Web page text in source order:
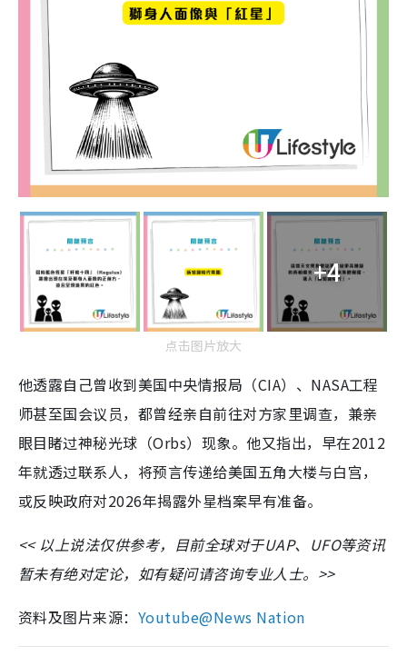
+4
点击图片放大
他透露自己曾收到美国中央情报局（CIA）、NASA工程
师甚至国会议员，都曾经亲自前往对方家里调查，兼亲
眼目睹过神秘光球（Orbs）现象。他又指出，早在2012
年就透过联系人，将预言传递给美国五角大楼与白宫，
或反映政府对2026年揭露外星档案早有准备。
<< 以上说法仅供参考，目前全球对于UAP、UFO等资讯
暂未有绝对定论，如有疑问请咨询专业人士。>>
资料及图片来源： Youtube@News Nation